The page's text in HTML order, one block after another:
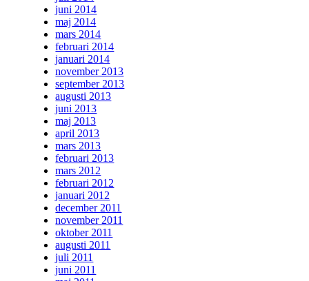
juni 2014
maj 2014
mars 2014
februari 2014
januari 2014
november 2013
september 2013
augusti 2013
juni 2013
maj 2013
april 2013
mars 2013
februari 2013
mars 2012
februari 2012
januari 2012
december 2011
november 2011
oktober 2011
augusti 2011
juli 2011
juni 2011